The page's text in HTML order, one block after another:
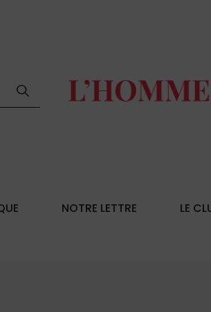
NOTRE LETTRE LE